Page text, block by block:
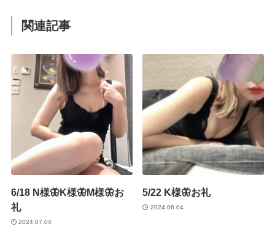
関連記事
6/18 N様🦋K様🦋M様🦋お
礼
2024.07.04
5/22 K様🦋お礼
2024.06.04